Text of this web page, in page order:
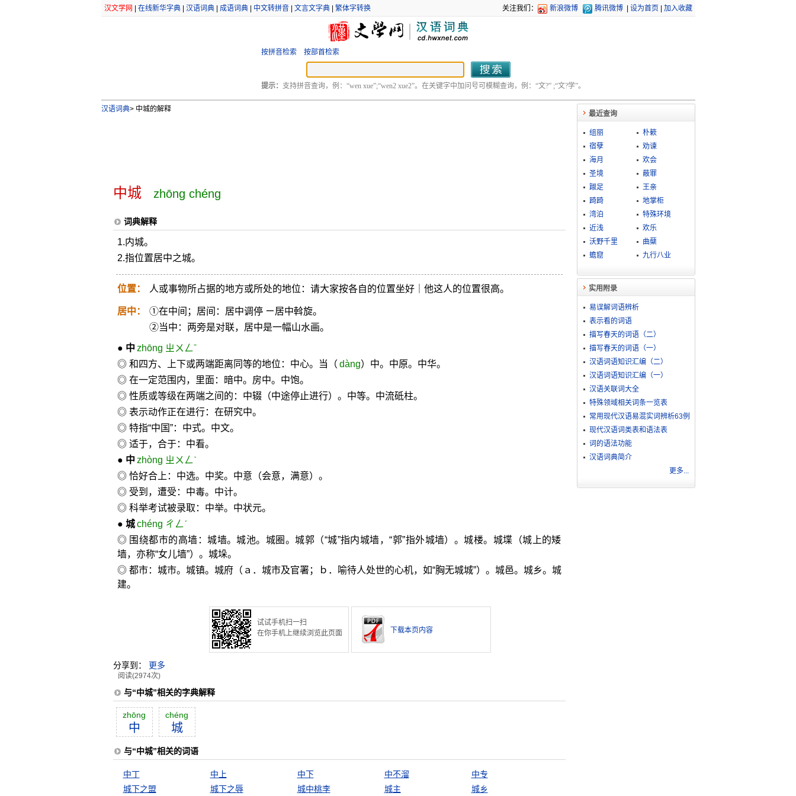
汉文学网 在线新华字典| 汉语词典| 成语词典| 中文转拼音| 文言文字典| 繁体字转换 关注我们： 新浪微博 腾讯微博 设为首页 加入收藏
按拼音检索 按部首检索
提示： 支持拼音查询，例：“wen xue”;“wen2 xue2”。在关键字中加问号可模糊查询，例：“文?” ;“文?学”。
汉语词典>中城的解释
中城 zhōng chéng
词典解释
1.内城。
2.指位置居中之城。
位置： 人或事物所占据的地方或所处的地位：请大家按各自的位置坐好｜他这人的位置很高。
居中：
①在中间；居间：居中调停 ㄧ居中斡旋。
②当中：两旁是对联，居中是一幅山水画。
● 中 zhōng ㄓㄨㄥˉ
◎ 和四方、上下或两端距离同等的地位：中心。当（ dàng）中。中原。中华。
◎ 在一定范围内，里面：暗中。房中。中饱。
◎ 性质或等级在两端之间的：中辍（中途停止进行）。中等。中流砥柱。
◎ 表示动作正在进行：在研究中。
◎ 特指“中国”：中式。中文。
◎ 适于，合于：中看。
● 中 zhòng ㄓㄨㄥˋ
◎ 恰好合上：中选。中奖。中意（会意，满意）。
◎ 受到，遭受：中毒。中计。
◎ 科举考试被录取：中举。中状元。
● 城 chéng ㄔㄥˊ
◎ 围绕都市的高墙：城墙。城池。城圈。城郭（“城”指内城墙，“郭”指外城墙）。城楼。城堞（城上的矮
墙，亦称“女儿墙”）。城垛。
◎ 都市：城市。城镇。城府（ａ．城市及官署；ｂ．喻待人处世的心机，如“胸无城城”）。城邑。城乡。城
建。
试试手机扫一扫
在你手机上继续浏览此页面
下载本页内容
分享到： 更多
阅读(2974次)
与“中城”相关的字典解释
zhōng
中
chéng
城
与“中城”相关的词语
中丁 中上 中下 中不溜
中专
城下之盟
城下之辱 城中桃李 城主 城乡
最近查询
组丽
朴簌
宿孽
劝谏
海月
欢会
圣境
蔽罪
踧足
王亲
踦踦
地掌柜
湾泊
特殊环境
近浅
欢乐
沃野千里
曲蘖
蟾窟
九行八业
实用附录
易误解词语辨析
表示看的词语
描写春天的词语（二）
描写春天的词语（一）
汉语词语知识汇编（二）
汉语词语知识汇编（一）
汉语关联词大全
特殊领域相关词条一览表
常用现代汉语易混实词辨析63例
现代汉语词类表和语法表
词的语法功能
汉语词典简介
更多...